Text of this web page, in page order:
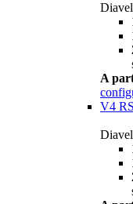
A
V4 RS